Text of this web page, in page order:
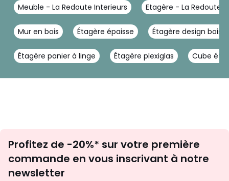
Meuble - La Redoute Interieurs Etagère - La Redoute
Mur en bois Étagère épaisse Étagère design bois
Étagère panier à linge Étagère plexiglas Cube
newsletter
Profitez de -20%* sur votre première
commande en vous inscrivant à notre
newsletter